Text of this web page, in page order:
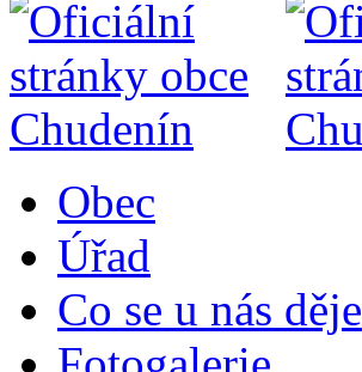
Obec
Úřad
Co se u nás děje